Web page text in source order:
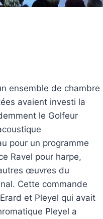
ensemble de chambre
avaient investi la
le Golfeur
pour un programme
Ravel pour harpe,
œuvres du
Cette commande
et Pleyel qui avait
Pleyel a